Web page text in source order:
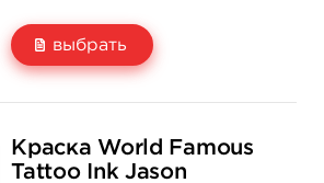
выбрать
1 550 руб.
Краска World Famous
Tattoo Ink Jason